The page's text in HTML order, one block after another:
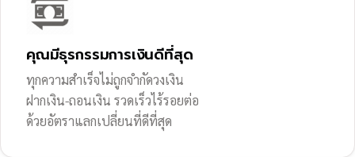
คุณมีธุรกรรมการเงินดีที่สุด
ทุกความสำเร็จไม่ถูกจำกัดวงเงิน
ฝากเงิน-ถอนเงิน รวดเร็วไร้รอยต่อ
ด้วยอัตราแลกเปลี่ยนที่ดีที่สุด